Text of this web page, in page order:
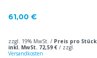
61,00 €
zzgl. 19% MwSt. / Preis pro Stück
inkl. MwSt. 72,59 € / zzgl.
Versandkosten